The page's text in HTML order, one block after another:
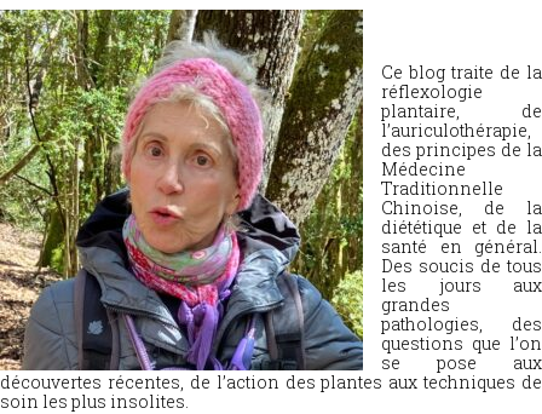
Ce blog traite de la
réflexologie
plantaire, de
l’auriculothérapie,
des principes de la
Médecine
Traditionnelle
Chinoise, de la
diététique et de la
santé en général.
Des soucis de tous
les jours aux
grandes
pathologies, des
questions que l’on
se pose aux
découvertes récentes, de l’action des plantes aux techniques de
soin les plus insolites.